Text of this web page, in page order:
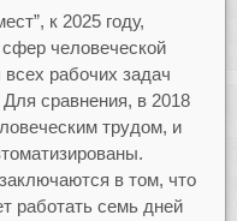
к 2025 году,
человеческой
рабочих задач
сравнения, в 2018
трудом, и
в том, что
работать семь дней